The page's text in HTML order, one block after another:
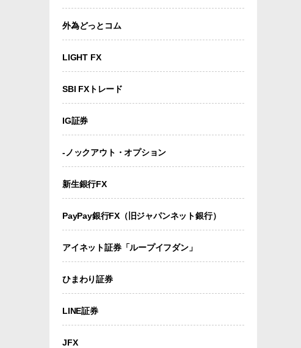
外為どっとコム
LIGHT FX
SBI FXトレード
IG証券
-ノックアウト・オプション
新生銀行FX
PayPay銀行FX（旧ジャパンネット銀行）
アイネット証券「ループイフダン」
ひまわり証券
LINE証券
JFX